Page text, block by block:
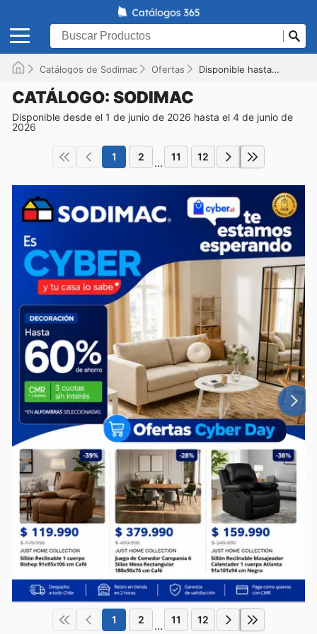
Catálogos de Sodimac Ofertas Disponible hasta el 04-06-2026
CATÁLOGO: SODIMAC
Disponible desde el 1 de junio de 2026 hasta el 4 de junio de
2026
1 2 ... 11 12
1 2 ... 11 12